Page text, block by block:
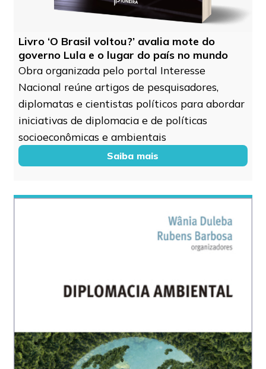
Livro ‘O Brasil voltou?’ avalia mote do
governo Lula e o lugar do país no mundo
Obra organizada pelo portal Interesse
Nacional reúne artigos de pesquisadores,
diplomatas e cientistas políticos para abordar
iniciativas de diplomacia e de políticas
socioeconômicas e ambientais
Saiba mais